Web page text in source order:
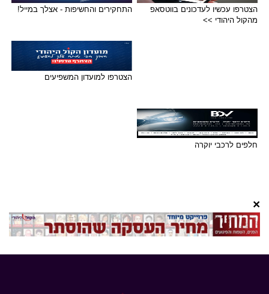
הצטרפו עכשיו לעדכונים בווטסאפ
מהקול היהודי >>
התחקירים והחשיפות - אצלך במייל!
הצטרפו למועדון המשפיעים
חלפים לרכבי יוקרה
×